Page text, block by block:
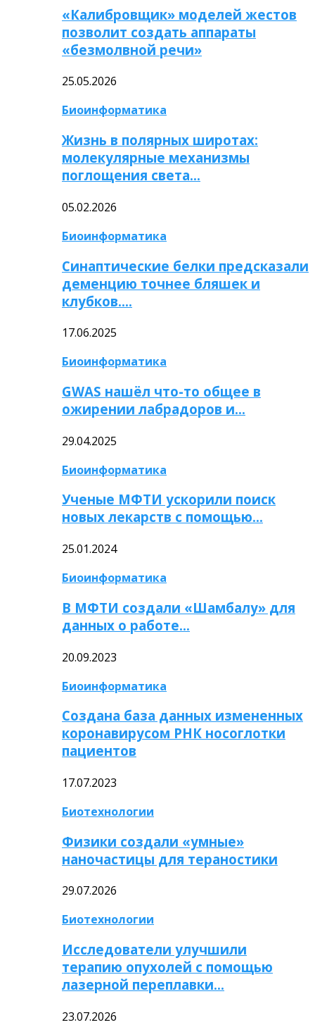
«Калибровщик» моделей жестов
позволит создать аппараты
«безмолвной речи»
25.05.2026
Биоинформатика
Жизнь в полярных широтах:
молекулярные механизмы
поглощения света…
05.02.2026
Биоинформатика
Синаптические белки предсказали
деменцию точнее бляшек и
клубков….
17.06.2025
Биоинформатика
GWAS нашёл что-то общее в
ожирении лабрадоров и…
29.04.2025
Биоинформатика
Ученые МФТИ ускорили поиск
новых лекарств с помощью…
25.01.2024
Биоинформатика
В МФТИ создали «Шамбалу» для
данных о работе…
20.09.2023
Биоинформатика
Создана база данных измененных
коронавирусом РНК носоглотки
пациентов
17.07.2023
Биотехнологии
Физики создали «умные»
наночастицы для тераностики
29.07.2026
Биотехнологии
Исследователи улучшили
терапию опухолей с помощью
лазерной переплавки…
23.07.2026